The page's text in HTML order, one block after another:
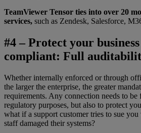
TeamViewer Tensor ties into over 20
services, such as Zendesk, Salesforce,
#4 – Protect your
compliant: Full
Whether internally enforced or through
the larger the enterprise, the greater
requirements. Any connection needs to
regulatory purposes, but also to protect
what if a support customer tries to sue
staff damaged their systems?